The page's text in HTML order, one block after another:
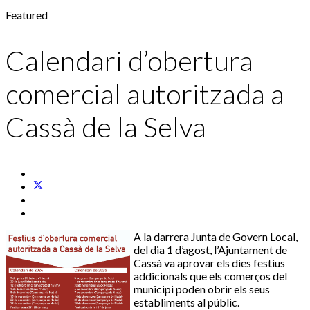
Featured
Calendari d’obertura
comercial autoritzada a
Cassà de la Selva
A la darrera Junta de Govern Local,
del dia 1 d’agost, l’Ajuntament de
Cassà va aprovar els dies festius
addicionals que els comerços del
municipi poden obrir els seus
establiments al públic.